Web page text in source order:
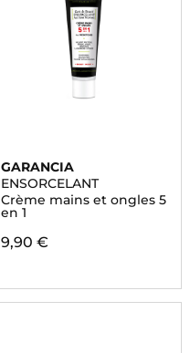
GARANCIA
ENSORCELANT
Crème mains et ongles 5
en 1
9,90 €